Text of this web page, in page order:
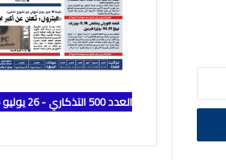
العدد 500 التذكاري - 26 يوليو 2026 - السنة الثالثة